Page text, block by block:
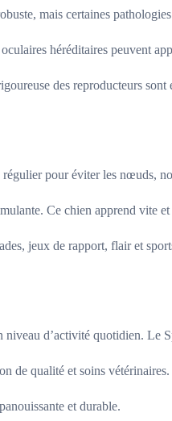
mais certaines
héréditaires peuvent
des reproducteurs sont
pour éviter les nœuds,
Ce chien apprend vite
jeux de rapport, flair et
d’activité quotidien. Le
de qualité et soins vétérinaires.
et durable.